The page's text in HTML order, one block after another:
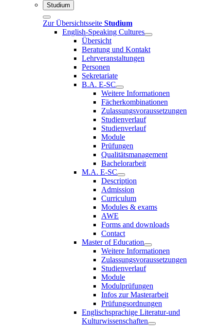
Studium
Zur Übersichtsseite Studium
English-Speaking Cultures
Übersicht
Beratung und Kontakt
Lehrveranstaltungen
Personen
Sekretariate
B.A. E-SC
Weitere Informationen
Fächerkombinationen
Zulassungsvoraussetzungen
Studienverlauf
Studienverlauf
Module
Prüfungen
Qualitätsmanagement
Bachelorarbeit
M.A. E-SC
Description
Admission
Curriculum
Modules & exams
AWE
Forms and downloads
Contact
Master of Education
Weitere Informationen
Zulassungsvoraussetzungen
Studienverlauf
Module
Modulprüfungen
Infos zur Masterarbeit
Prüfungsordnungen
Englischsprachige Literatur-und
Kulturwissenschaften